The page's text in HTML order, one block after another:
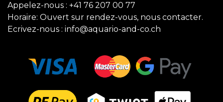
Appelez-nous : +41 76 207 00 77
Horaire: Ouvert sur rendez-vous, nous contacter.
Ecrivez-nous : info@aquario-and-co.ch